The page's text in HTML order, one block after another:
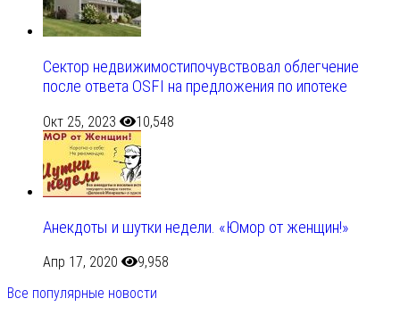
Сектор недвижимостипочувствовал облегчение
после ответа OSFI на предложения по ипотеке
Окт 25, 2023 10,548
Анекдоты и шутки недели. «Юмор от женщин!»
Апр 17, 2020
9,958
Все популярные новости